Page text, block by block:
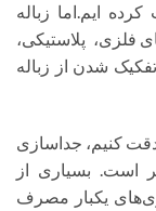
ایم.اما زباله
پلاستیکی،
شدن از زباله
دقت کنیم، جداسازی
است. بسیاری از
یکبار مصرف